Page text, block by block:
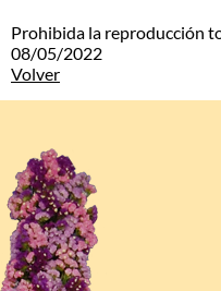
Prohibida la reproducción
08/05/2022
Volver